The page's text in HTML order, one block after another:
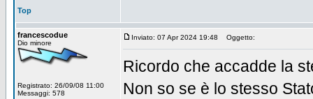
Top
francescodue
Dio minore
Registrato: 26/09/08 11:00
Messaggi: 578
Inviato: 07 Apr 2024 19:48 Oggetto:
Ricordo che accadde la
Non so se è lo stesso